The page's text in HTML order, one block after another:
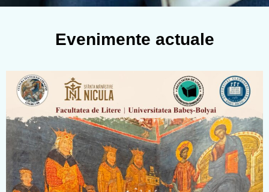
Evenimente actuale